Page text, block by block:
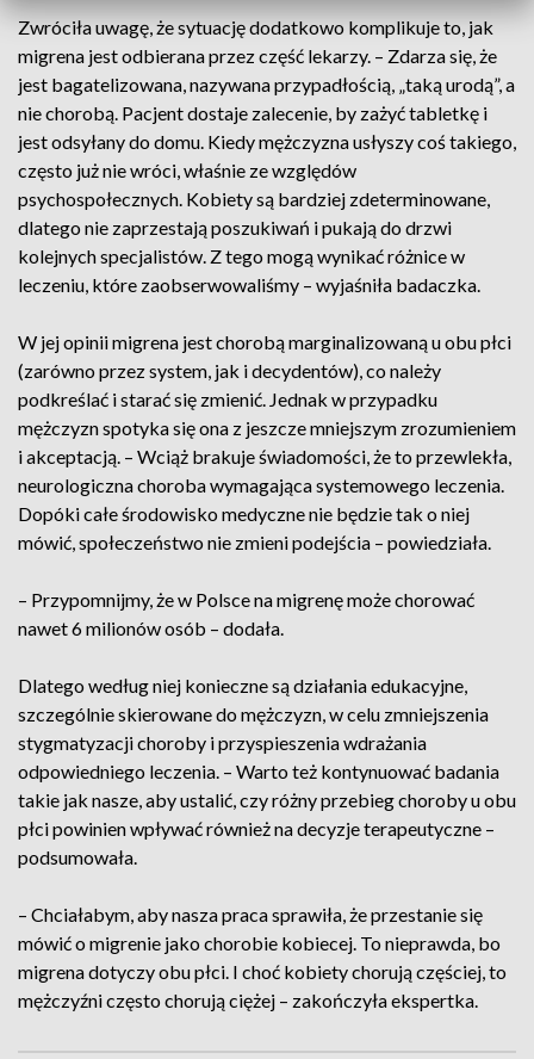
Zwróciła uwagę, że sytuację dodatkowo komplikuje to, jak
migrena jest odbierana przez część lekarzy. – Zdarza się, że
jest bagatelizowana, nazywana przypadłością, „taką urodą”, a
nie chorobą. Pacjent dostaje zalecenie, by zażyć tabletkę i
jest odsyłany do domu. Kiedy mężczyzna usłyszy coś takiego,
często już nie wróci, właśnie ze względów
psychospołecznych. Kobiety są bardziej zdeterminowane,
dlatego nie zaprzestają poszukiwań i pukają do drzwi
kolejnych specjalistów. Z tego mogą wynikać różnice w
leczeniu, które zaobserwowaliśmy – wyjaśniła badaczka.
W jej opinii migrena jest chorobą marginalizowaną u obu płci
(zarówno przez system, jak i decydentów), co należy
podkreślać i starać się zmienić. Jednak w przypadku
mężczyzn spotyka się ona z jeszcze mniejszym zrozumieniem
i akceptacją. – Wciąż brakuje świadomości, że to przewlekła,
neurologiczna choroba wymagająca systemowego leczenia.
Dopóki całe środowisko medyczne nie będzie tak o niej
mówić, społeczeństwo nie zmieni podejścia – powiedziała.
– Przypomnijmy, że w Polsce na migrenę może chorować
nawet 6 milionów osób – dodała.
Dlatego według niej konieczne są działania edukacyjne,
szczególnie skierowane do mężczyzn, w celu zmniejszenia
stygmatyzacji choroby i przyspieszenia wdrażania
odpowiedniego leczenia. – Warto też kontynuować badania
takie jak nasze, aby ustalić, czy różny przebieg choroby u obu
płci powinien wpływać również na decyzje terapeutyczne –
podsumowała.
– Chciałabym, aby nasza praca sprawiła, że przestanie się
mówić o migrenie jako chorobie kobiecej. To nieprawda, bo
migrena dotyczy obu płci. I choć kobiety chorują częściej, to
mężczyźni często chorują ciężej – zakończyła ekspertka.